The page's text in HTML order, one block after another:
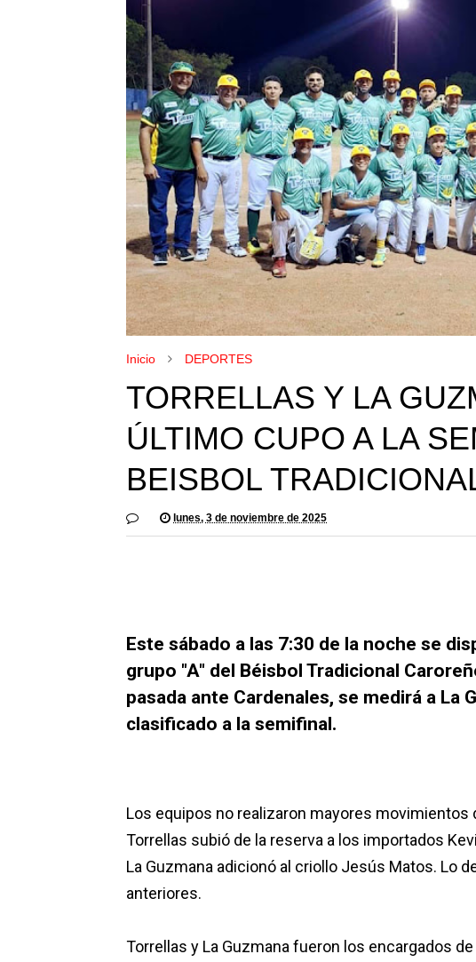
Inicio DEPORTES
TORRELLAS Y LA
ÚLTIMO CUPO A LA
BEISBOL
lunes, 3 de noviembre de 2025
Este sábado a las 7:30 de la noche se
grupo "A" del Béisbol Tradicional
pasada ante Cardenales, se medirá a La
clasificado a la semifinal.
Los equipos no realizaron mayores movimientos
Torrellas subió de la reserva a los importados
La Guzmana adicionó al criollo Jesús Matos. Lo
anteriores.
Torrellas y La Guzmana fueron los encargados